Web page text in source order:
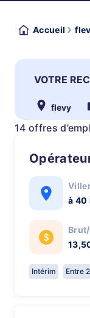
Accueil
VOTRE
flevy
14 offres
à 40
Intérim Entre